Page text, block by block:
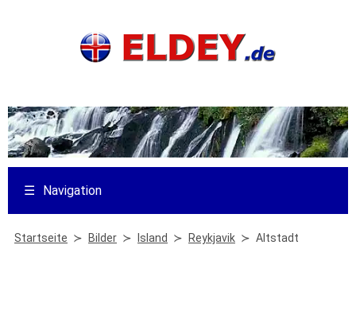
☰ Navigation
Startseite Bilder Island Reykjavik Altstadt